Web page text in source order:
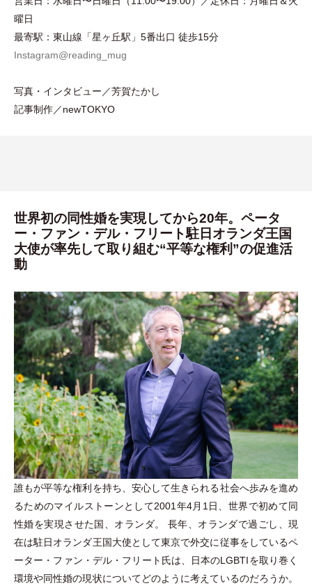
曜日
最寄駅：東山線 「星ヶ丘駅 」 5番出口 徒歩15分
Instagram@reading_mug
写真 ・ インタビュー／芳賀たかし
記事制作／newTOKYO
世界初の同性婚を実現してから20年。ペータ
ー・ファン・デル・フリート駐日オランダ王国
大使が率先して取り組む“平等な権利”の促進活
動
誰もが平等な権利を持ち、安心して生きられる社会へ歩みを進め
るためのマイルストーンとして2001年4月1日、世界で初めて同
性婚を実現させた国、オランダ。 長年、オランダで過ごし、現
在は駐日オランダ王国大使として東京で外交に従事をしているペ
ーター ・ ファン ・ デル ・ フリート氏は、日本のLGBTIを取り巻く
環境や同性婚の現状についてどのように考えているのだろうか。